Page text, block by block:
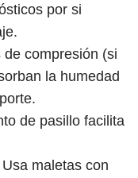
por si
compresión (si
la humedad
de pasillo facilita
Usa maletas con